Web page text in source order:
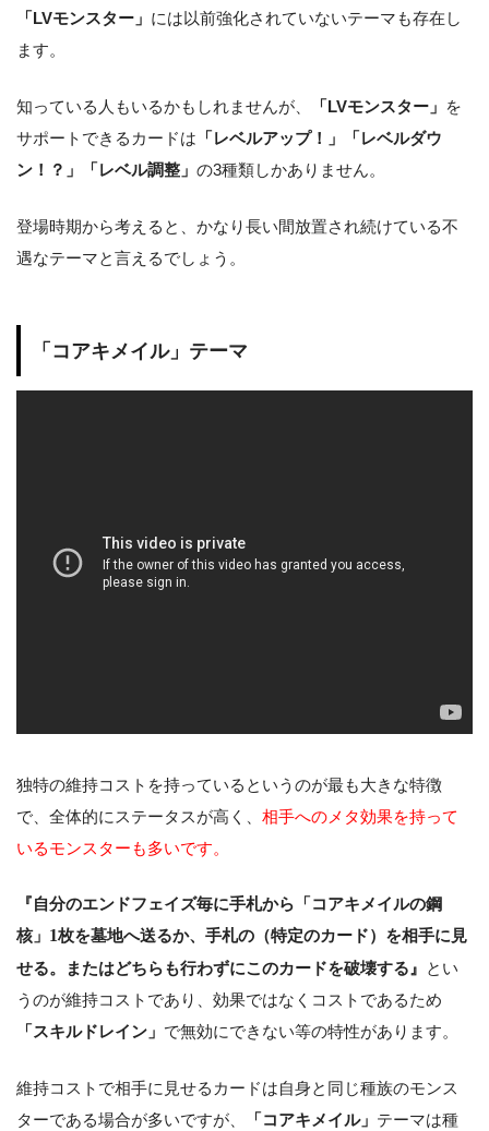
「LVモンスター」 には以前強化されていないテーマも存在し
ます。
知っている人もいるかもしれませんが、 「LVモンスター」 を
サポートできるカードは 「レベルアップ！」「レベルダウ
ン！？」「レベル調整」 の3種類しかありません。
登場時期から考えると、かなり長い間放置され続けている不
遇なテーマと言えるでしょう。
「コアキメイル」テーマ
独特の維持コストを持っているというのが最も大きな特徴
で、全体的にステータスが高く、 相手へのメタ効果を持って
いるモンスターも多いです。
『自分のエンドフェイズ毎に手札から「コアキメイルの鋼
核」 1枚を墓地へ送るか、手札の（特定のカード）を相手に見
せる。またはどちらも行わずにこのカードを破壊する』 とい
うのが維持コストであり、効果ではなくコストであるため
「スキルドレイン」 で無効にできない等の特性があります。
維持コストで相手に見せるカードは自身と同じ種族のモンス
ターである場合が多いですが、
「コアキメイル」 テーマは種